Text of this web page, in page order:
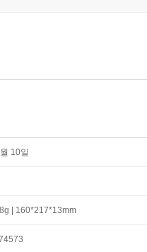
10일
| 160*217*13mm